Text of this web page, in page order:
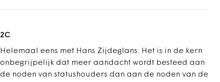
2C
Helemaal eens met Hans Zijdeglans. Het is in de kern
onbegrijpelijk dat meer aandacht wordt besteed aan
de noden van statushouders dan aan de noden van de